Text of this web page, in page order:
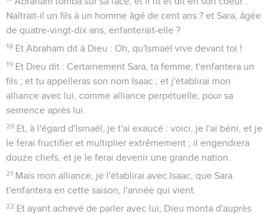
Naîtrait-il un fils à un homme âgé de cent ans ? et Sara, âgée
de quatre-vingt-dix ans, enfanterait-elle ?
18 Et Abraham dit à Dieu : Oh, qu'Ismaël vive devant toi !
19 Et Dieu dit : Certainement Sara, ta femme, t'enfantera un
fils ; et tu appelleras son nom Isaac ; et j'établirai mon
alliance avec lui, comme alliance perpétuelle, pour sa
semence après lui.
20 Et, à l'égard d'Ismaël, je t'ai exaucé : voici, je l'ai béni, et je
le ferai fructifier et multiplier extrêmement ; il engendrera
douze chefs, et je le ferai devenir une grande nation.
21 Mais mon alliance, je l'établirai avec Isaac, que Sara
t'enfantera en cette saison, l'année qui vient.
22 Et ayant achevé de parler avec lui, Dieu monta d'auprès